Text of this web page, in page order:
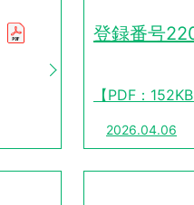
登録番号
【PDF：152KB
2026.04.06